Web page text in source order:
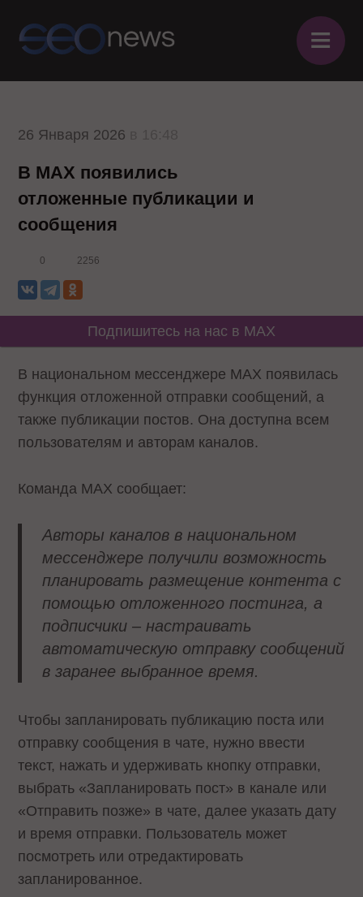
≡
26 Января 2026
В MAX появились
отложенные публикации и
сообщения
0 2256
Подпишитесь на нас в MAX
В национальном мессенджере MAX появилась
функция отложенной отправки сообщений, а
также публикации постов. Она доступна всем
пользователям и авторам каналов.
Команда MAX сообщает:
Авторы каналов в национальном
мессенджере получили возможность
планировать размещение контента с
помощью отложенного постинга, а
подписчики – настраивать
автоматическую отправку сообщений
в заранее выбранное время.
Чтобы запланировать публикацию поста или
отправку сообщения в чате, нужно ввести
текст, нажать и удерживать кнопку отправки,
выбрать «Запланировать пост» в канале или
«Отправить позже» в чате, далее указать дату
и время отправки. Пользователь может
посмотреть или отредактировать
запланированное.